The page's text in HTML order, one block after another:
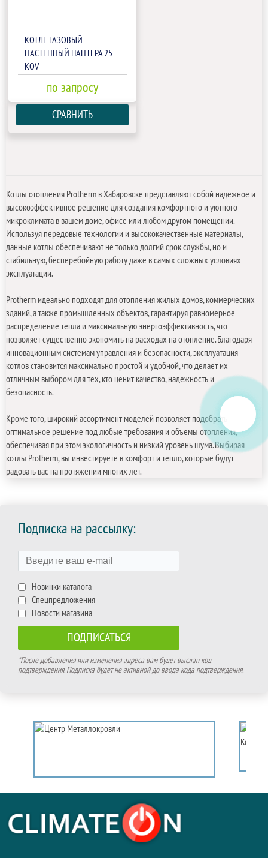
КОТЛЕ ГАЗОВЫЙ
НАСТЕННЫЙ ПАНТЕРА 25
КОV
по запросу
СРАВНИТЬ
Котлы отопления Protherm в Хабаровске представляют собой надежное и
высокоэффективное решение для создания комфортного и уютного
микроклимата в вашем доме, офисе или любом другом помещении.
Используя передовые технологии и высококачественные материалы,
данные котлы обеспечивают не только долгий срок службы, но и
стабильную, бесперебойную работу даже в самых сложных условиях
эксплуатации.
Protherm идеально подходят для отопления жилых домов, коммерческих
зданий, а также промышленных объектов, гарантируя равномерное
распределение тепла и максимальную энергоэффективность, что
позволяет существенно экономить на расходах на отопление. Благодаря
инновационным системам управления и безопасности, эксплуатация
котлов становится максимально простой и удобной, что делает их
отличным выбором для тех, кто ценит качество, надежность и
безопасность.
Кроме того, широкий ассортимент моделей позволяет подобрать
оптимальное решение под любые требования и объемы отопления,
обеспечивая при этом экологичность и низкий уровень шума. Выбирая
котлы Protherm, вы инвестируете в комфорт и тепло, которые будут
радовать вас на протяжении многих лет.
Подписка на рассылку:
Новинки каталога
Спецпредложения
Новости магазина
*После добавления или изменения адреса вам будет выслан код
подтверждения. Подписка будет не активной до ввода кода подтверждения.